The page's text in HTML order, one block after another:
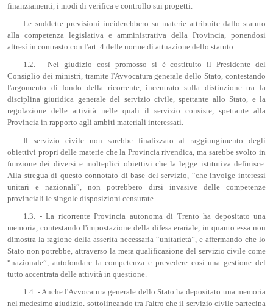
finanziamenti, i modi di verifica e controllo sui progetti.
Le suddette previsioni inciderebbero su materie attribuite dallo statuto
alla competenza legislativa e amministrativa della Provincia, ponendosi
altresì in contrasto con l'art. 4 delle norme di attuazione dello statuto.
1.2. - Nel giudizio così promosso si è costituito il Presidente del
Consiglio dei ministri, tramite l'Avvocatura generale dello Stato, contestando
l'argomento di fondo della ricorrente, incentrato sulla distinzione tra la
disciplina giuridica generale del servizio civile, spettante allo Stato, e la
regolazione delle attività nelle quali il servizio consiste, spettante alla
Provincia in rapporto agli ambiti materiali interessati.
Il servizio civile non sarebbe finalizzato al raggiungimento degli
obiettivi propri delle materie che la Provincia rivendica, ma sarebbe svolto in
funzione dei diversi e molteplici obiettivi che la legge istitutiva definisce.
Alla stregua di questo connotato di base del servizio, “che involge interessi
unitari e nazionali”, non potrebbero dirsi invasive delle competenze
provinciali le singole disposizioni censurate
1.3. - La ricorrente Provincia autonoma di Trento ha depositato una
memoria, contestando l'impostazione della difesa erariale, in quanto essa non
dimostra la ragione della asserita necessaria “unitarietà”, e affermando che lo
Stato non potrebbe, attraverso la mera qualificazione del servizio civile come
“nazionale”, autofondare la competenza e prevedere così una gestione del
tutto accentrata delle attività in questione.
1.4. - Anche l'Avvocatura generale dello Stato ha depositato una memoria
nel medesimo giudizio, sottolineando tra l'altro che il servizio civile partecipa